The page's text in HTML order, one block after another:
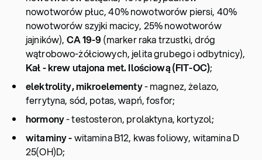
nowotworów płuc, 40% nowotworów piersi, 40%
nowotworów szyjki macicy, 25% nowotworów
jajników), CA 19-9 (marker raka trzustki, dróg
wątrobowo-żółciowych, jelita grubego i odbytnicy),
Kał - krew utajona met. Ilościową (FIT-OC);
elektrolity, mikroelementy- magnez, żelazo,
ferrytyna, sód, potas, wapń, fosfor;
hormony- testosteron, prolaktyna, kortyzol;
witaminy -witamina B12, kwas foliowy, witamina D
25(OH)D;